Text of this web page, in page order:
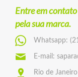
Entre em
pela sua marca.
Whatsapp:
E-mail:
Rio de